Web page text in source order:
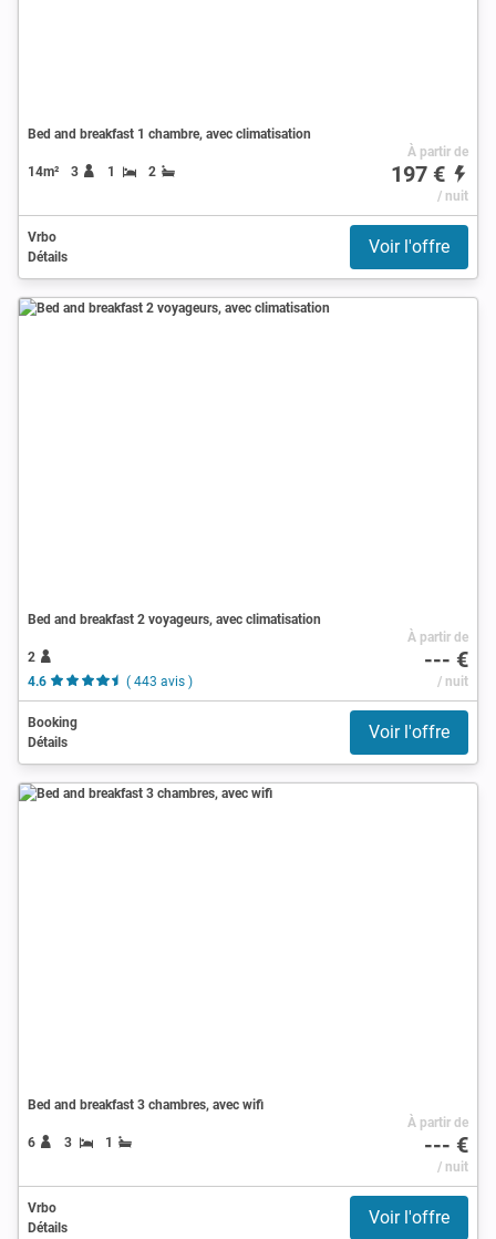
Bed and breakfast 1 chambre, avec climatisation
14m² 3 1 2
À partir de
197 €
/ nuit
Vrbo
Détails
Voir l'offre
Bed and breakfast 2 voyageurs, avec climatisation
2
4.6
( 443 avis )
À partir de
--- €
/ nuit
Booking
Détails
Voir l'offre
Bed and breakfast 3 chambres, avec wifi
6 3 1
À partir de
--- €
/ nuit
Vrbo
Détails
Voir l'offre